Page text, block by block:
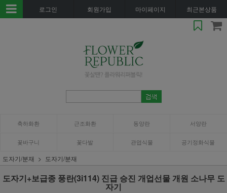
로그인 회원가입 마이페이지 최근본상품
축하화환 근조화환 동양란 서양란
꽃바구니 꽃다발 관엽식물 공기정화식물
도자기/분재 도자기/분재
도자기+보급종 풍란(3i114) 진급 승진 개업선물 개원 소나무 도
자기